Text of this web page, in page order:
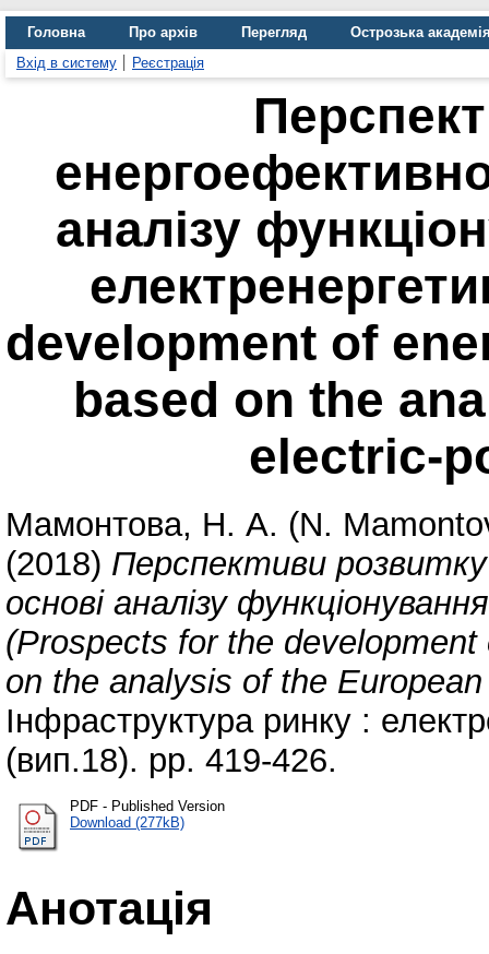
Головна Про архів Перегляд
Острозька
Вхід в систему
Реєстрація
аналізу
development of
based on the
electric-
Мамонтова, Н. А. (N.
(2018) Перспективи
основі аналізу
(Prospects for the
on the analysis of the
Інфраструктура ринку :
(вип.18). pp. 419-426.
PDF - Published Version
Download (277kB)
Анотація